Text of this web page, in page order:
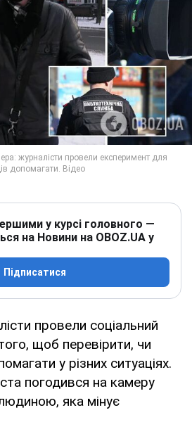
у курсі головного —
на Новини на OBOZ.UA у
Підписатися
провели соціальний
щоб перевірити, чи
у різних ситуаціях.
погодився на камеру
яка мінує